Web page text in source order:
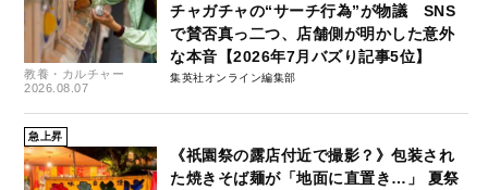
教養・カルチャー
2026.08.07
チャガチャの“サーチ行為”が物議 SNS
で賛否真っ二つ、店舗側が明かした意外
な本音【2026年7月バズり記事5位】
集英社オンライン編集部
急上昇
《祇園祭の露店付近で撮影？》包装され
た焼きそば麺が「地面に直置き…」 夏祭